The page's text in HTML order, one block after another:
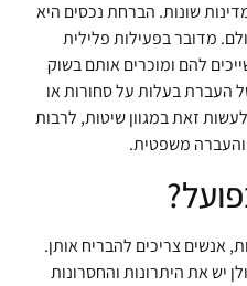
שונות. הברחת נכסים היא
מדובר בפעילות פלילית
להם ומוכרים אותם בשוק
העברת בעלות על סחורות או
זאת במגוון שיטות, לרבות
והעברה משפטית.
אנשים צריכים להבריח אותן.
יש את היתרונות והחסרונות